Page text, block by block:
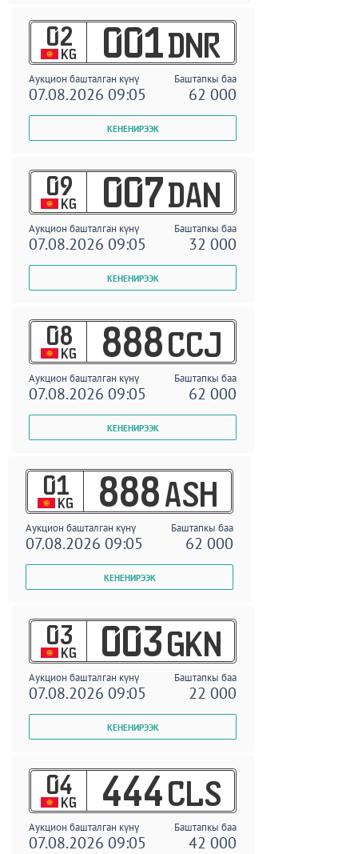
02
KG 001 DNR
Аукцион башталган күнү Баштапкы баа
07.08.2026 09:05 62 000
09
KG 007 DAN
Аукцион башталган күнү Баштапкы баа
07.08.2026 09:05 32 000
08
KG 888 CCJ
Аукцион башталган күнү Баштапкы баа
07.08.2026 09:05 62 000
01
KG 888 ASH
Аукцион башталган күнү Баштапкы баа
07.08.2026 09:05 62 000
03
KG 003 GKN
Аукцион башталган күнү Баштапкы баа
07.08.2026 09:05 22 000
04
KG 444 CLS
Аукцион башталган күнү Баштапкы баа
07.08.2026 09:05 42 000